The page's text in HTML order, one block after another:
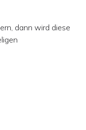
dann wird diese